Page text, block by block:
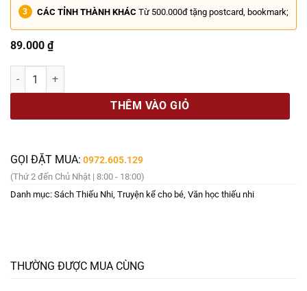
CÁC TỈNH THÀNH KHÁC Từ 500.000đ tặng postcard, bookmark;
89.000 ₫
HŨ TÌNH BẠN - Deborah Marcero - Hà Dũng Minh dịch - Nhã Nam số
THÊM VÀO GIỎ
GỌI ĐẶT MUA: 0972.605.129
(Thứ 2 đến Chủ Nhật | 8:00 - 18:00)
Danh mục: Sách Thiếu Nhi, Truyện kể cho bé, Văn học thiếu nhi
THƯỜNG ĐƯỢC MUA CÙNG